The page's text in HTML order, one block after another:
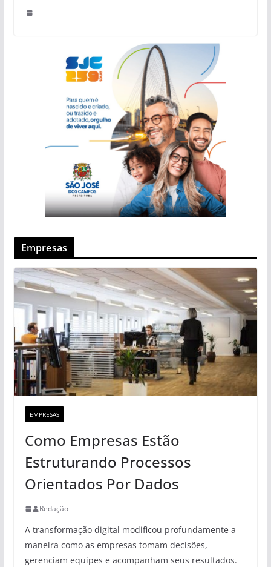
Empresas
EMPRESAS
Como Empresas Estão
Estruturando Processos
Orientados Por Dados
Redação
A transformação digital modificou profundamente a
maneira como as empresas tomam decisões,
gerenciam equipes e acompanham seus resultados.